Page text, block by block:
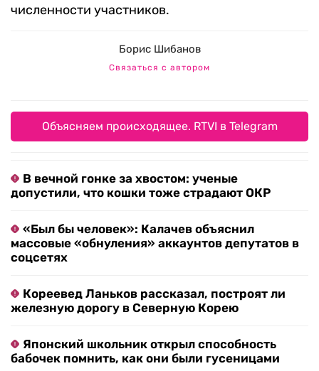
численности участников.
Борис Шибанов
Связаться с автором
Объясняем происходящее. RTVI в Telegram
В вечной гонке за хвостом: ученые
допустили, что кошки тоже страдают ОКР
«Был бы человек»: Калачев объяснил
массовые «обнуления» аккаунтов депутатов в
соцсетях
Кореевед Ланьков рассказал, построят ли
железную дорогу в Северную Корею
Японский школьник открыл способность
бабочек помнить, как они были гусеницами